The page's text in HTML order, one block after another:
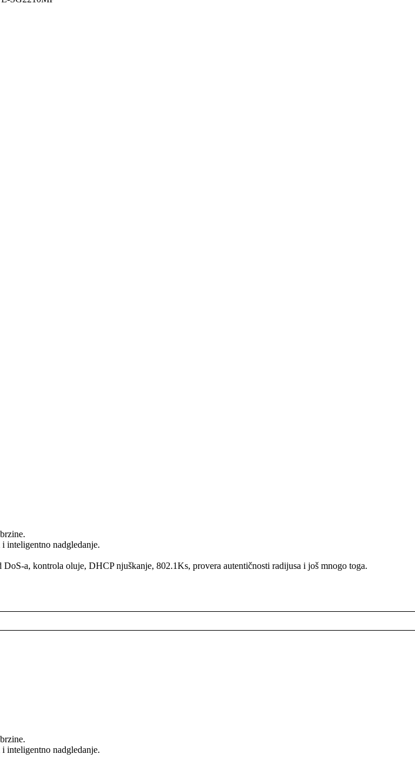
inteligentno nadgledanje.
a, kontrola oluje, DHCP njuškanje, 802.1Ks, provera autentičnosti radijusa i još mnogo toga.
inteligentno nadgledanje.